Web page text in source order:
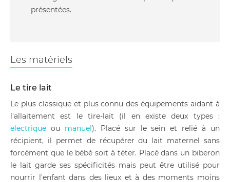
présentées.
Les matériels
Le tire lait
Le plus classique et plus connu des équipements aidant à
l'allaitement est le tire-lait (il en existe deux types :
electrique ou manuel). Placé sur le sein et relié à un
récipient, il permet de récupérer du lait maternel sans
forcément que le bébé soit à téter. Placé dans un biberon
le lait garde ses spécificités mais peut être utilisé pour
nourrir l'enfant dans des lieux et à des moments moins